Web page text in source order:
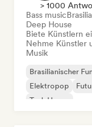
> 1000
Bass music
Deep House
Biete Künstlern
Nehme Künstler
Musik
Brasilianischer
Elektropop
Tech House